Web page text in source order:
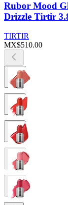
Rubor Mood
Drizzle Tirtir
TIRTIR
MX$510.00